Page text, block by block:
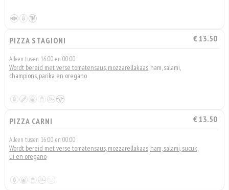
PIZZA STAGIONI € 13.50
Alleen tussen 16:00 en 00:00
Wordt bereid met verse tomatensaus, mozzarellakaas, ham, salami,
champions, parika en oregano
PIZZA CARNI € 13.50
Alleen tussen 16:00 en 00:00
Wordt bereid met verse tomatensaus, mozzarellakaas, ham, salami, sucuk,
ui en oregano